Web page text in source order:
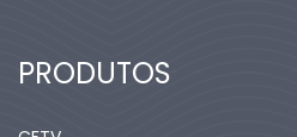
PRODUTOS